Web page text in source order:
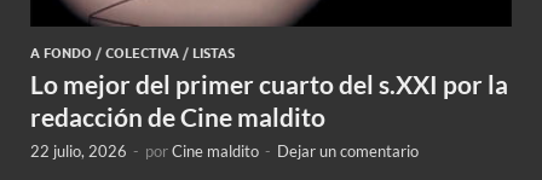
A FONDO / COLECTIVA / LISTAS
Lo mejor del primer cuarto del s.XXI por la
redacción de Cine maldito
22 julio, 2026 - porCine maldito - Dejar un comentario